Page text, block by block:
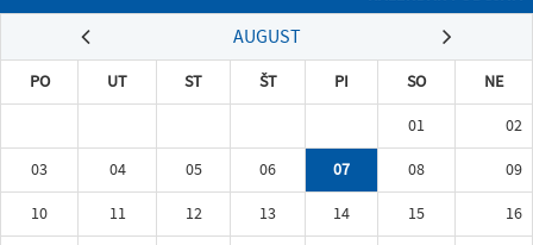
AUGUST
PO UT ST ŠT PI SO
NE
01
02
03
04 05 06 07 08
09
10
11 12 13 14 15
16